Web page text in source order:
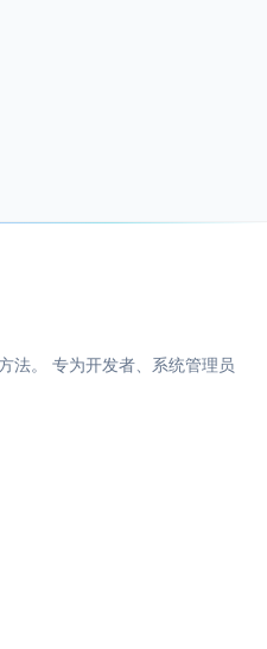
法。 专为开发者、系统管理员